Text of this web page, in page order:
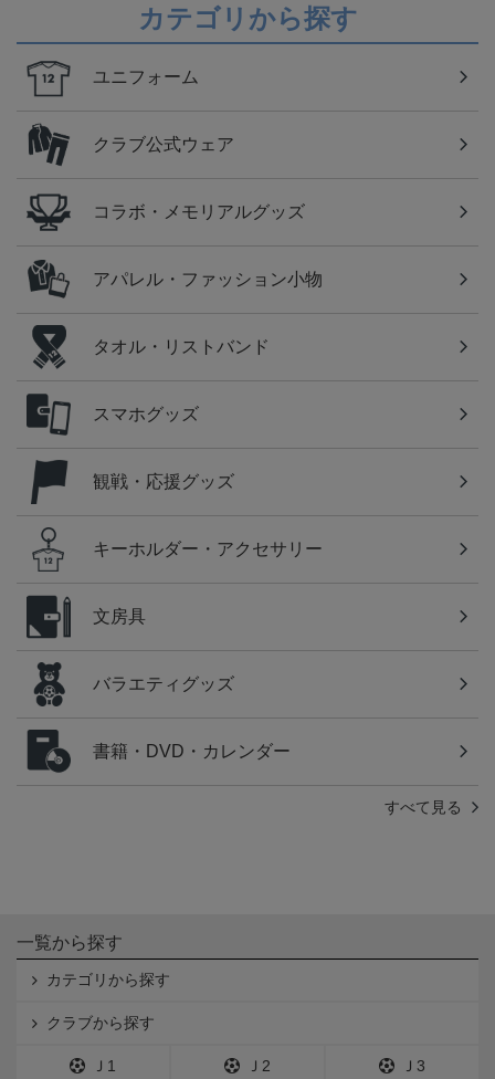
カテゴリから探す
ユニフォーム
クラブ公式ウェア
コラボ・メモリアルグッズ
アパレル・ファッション小物
タオル・リストバンド
スマホグッズ
観戦・応援グッズ
キーホルダー・アクセサリー
文房具
バラエティグッズ
書籍・DVD・カレンダー
すべて見る
一覧から探す
カテゴリから探す
クラブから探す
Ｊ1 Ｊ2 Ｊ3